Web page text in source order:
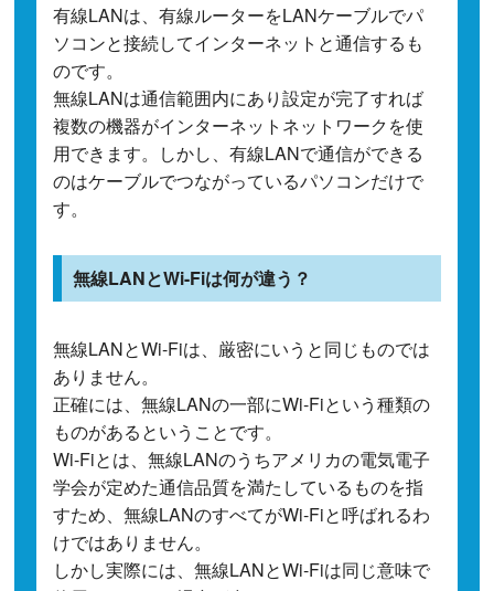
有線LANは、有線ルーターをLANケーブルでパ
ソコンと接続してインターネットと通信するも
のです。
無線LANは通信範囲内にあり設定が完了すれば
複数の機器がインターネットネットワークを使
用できます。しかし、有線LANで通信ができる
のはケーブルでつながっているパソコンだけで
す。
無線LANとWi-Fiは何が違う？
無線LANとWi-Fiは、厳密にいうと同じものでは
ありません。
正確には、無線LANの一部にWi-Fiという種類の
ものがあるということです。
Wi-Fiとは、無線LANのうちアメリカの電気電子
学会が定めた通信品質を満たしているものを指
すため、無線LANのすべてがWi-Fiと呼ばれるわ
けではありません。
しかし実際には、無線LANとWi-Fiは同じ意味で